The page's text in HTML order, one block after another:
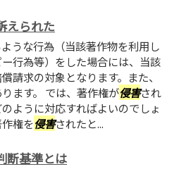
えられた
うな行為（当該著作物を利用し
行為等）をした場合には、当該
請求の対象となります。また、
ます。 では、著作権が侵害され
ように対応すればよいのでしょ
権を侵害されたと...
断基準とは